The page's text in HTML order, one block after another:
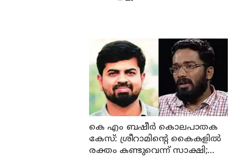
കെ എം ബഷീര്‍ കൊലപാതക
കേസ്: ശ്രീറാമിന്റെ കൈകളില്‍
രക്തം കണ്ടുവെന്ന് സാക്ഷി;